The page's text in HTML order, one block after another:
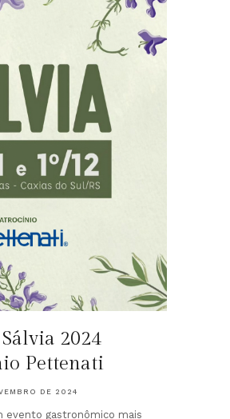
2024
Pettenati
DE 2024
evento gastronômico mais